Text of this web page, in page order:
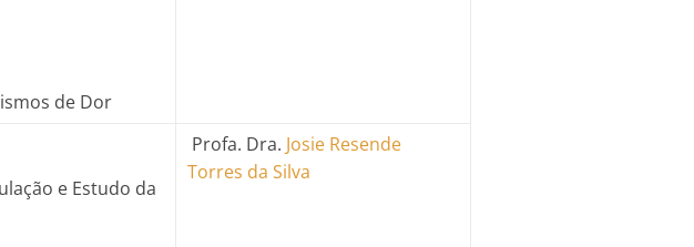
de Dor
e Estudo da
Profa. Dra. Josie Resende
Torres da Silva